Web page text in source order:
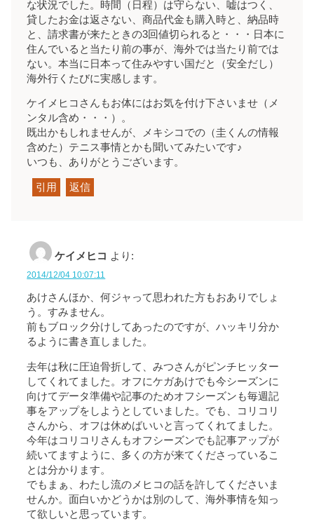
な状況でした。時間（日程）は守らない、嘘はつく、
貸したお金は返さない、商品代金も購入時と、納品時
と、請求書が来たときの3回値切られると・・・日本に
住んでいると当たり前の事が、海外では当たり前では
ない。本当に日本って住みやすい国だと（安全だし）
海外行くたびに実感します。
ケイメヒコさんもお体にはお気を付け下さいませ（メ
ンタル含め・・・）。
既出かもしれませんが、メキシコでの（圭くんの情報
含めた）テニス事情とかも聞いてみたいです♪
いつも、ありがとうございます。
引用 返信
ケイメヒコ より:
2014/12/04 10:07:11
あけさんほか、何ジャって思われた方もおありでしょ
う。すみません。
前もブロック分けしてあったのですが、ハッキリ分か
るように書き直しました。
去年は秋に圧迫骨折して、みつさんがピンチヒッター
してくれてました。オフにケガあけでも今シーズンに
向けてデータ準備や記事のためオフシーズンも毎週記
事をアップをしようとしていました。でも、コリコリ
さんから、オフは休めばいいと言ってくれてました。
今年はコリコリさんもオフシーズンでも記事アップが
続いてますように、多くの方が来てくださっているこ
とは分かります。
でもまぁ、わたし流のメヒコの話を許してくださいま
せんか。面白いかどうかは別のして、海外事情を知っ
て欲しいと思っています。